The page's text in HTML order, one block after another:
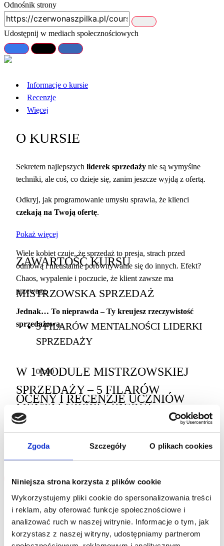
Zgoda Szczegóły O plikach cookies
Niniejsza strona korzysta z plików cookie
Wykorzystujemy pliki cookie do spersonalizowania treści
i reklam, aby oferować funkcje społecznościowe i
analizować ruch w naszej witrynie. Informacje o tym, jak
korzystasz z naszej witryny, udostępniamy partnerom
Odnośnik strony
Udostępnij w mediach społecznościowych
Informacje o kursie
Recenzje
Więcej
O KURSIE
Sekretem najlepszych liderek sprzedaży nie są wymyślne
techniki, ale coś, co dzieje się, zanim jeszcze wyjdą z ofertą.
Odkryj, jak programowanie umysłu sprawia, że klienci
czekają na Twoją ofertę.
Wiele kobiet czuje, że sprzedaż to presja, strach przed
odmową i nieustanne porównywanie się do innych. Efekt?
Chaos, wypalenie i poczucie, że klient zawsze ma
przewagę.
Jednak… To nieprawda – Ty kreujesz rzeczywistość
sprzedażową.
W 1 MODULE MISTRZOWSKIEJ
SPRZEDAŻY – 5 FILARÓW
MENTALNOŚCI LIDERKI
SPRZEDAŻY, ZNAJDZIESZ:
Poranny rytuał energetyczny – wejście w high vibe.
Twój sprzedażowy mindset – świadome budowanie
nastawienia.
Codzienna aktywność sprzedażowa – działaj, zamiast
czekać.
Pokaż więcej
ZAWARTOŚĆ KURSU
MISTRZOWSKA SPRZEDAŻ
5 FILARÓW MENTALNOŚCI LIDERKI
SPRZEDAŻY
00:00
OCENY I RECENZJE UCZNIÓW
577zł
Dodaj do koszyka
Średnio zaawansowane
13 października 2025 Ostatnio zaktualizowano
Enrollment validity: 365 days